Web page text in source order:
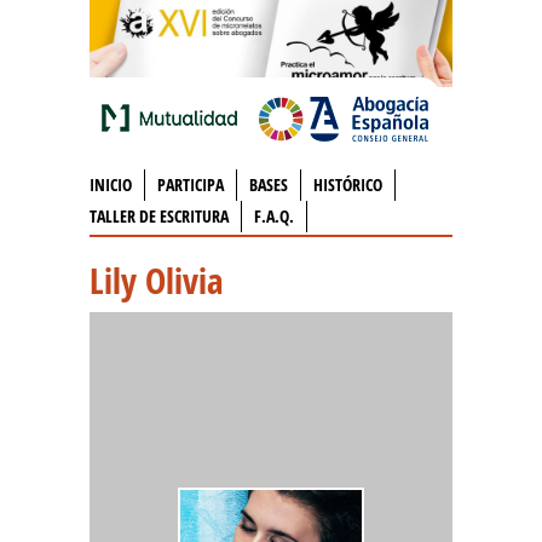
INICIO PARTICIPA BASES
HISTÓRICO
TALLER DE ESCRITURA
F.A.Q.
Lily Olivia